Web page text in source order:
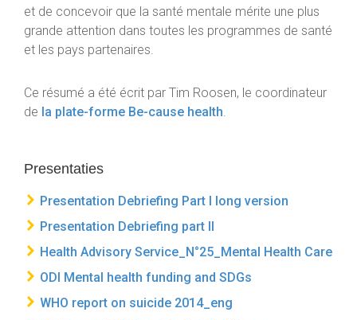
et de concevoir que la santé mentale mérite une plus
grande attention dans toutes les programmes de santé
et les pays partenaires.
Ce résumé a été écrit par Tim Roosen, le coordinateur
de la plate-forme Be-cause health.
Presentaties
Presentation Debriefing Part I long version
Presentation Debriefing part II
Health Advisory Service_N°25_Mental Health Care
ODI Mental health funding and SDGs
WHO report on suicide 2014_eng